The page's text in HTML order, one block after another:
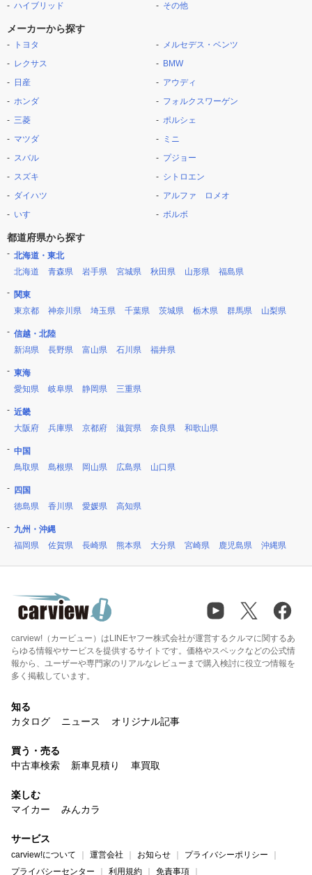
ハイブリッド
その他
メーカーから探す
トヨタ
レクサス
日産
ホンダ
三菱
マツダ
スバル
スズキ
ダイハツ
いすゞ
メルセデス・ベンツ
BMW
アウディ
フォルクスワーゲン
ポルシェ
ミニ
プジョー
シトロエン
アルファ ロメオ
ボルボ
都道府県から探す
北海道・東北
北海道
青森県 岩手県 宮城県 秋田県 山形県 福島県
関東
東京都
神奈川県 埼玉県 千葉県 茨城県 栃木県 群馬県 山梨県
信越・北陸
新潟県
長野県 富山県 石川県 福井県
東海
愛知県
岐阜県 静岡県 三重県
近畿
大阪府
兵庫県 京都府 滋賀県 奈良県 和歌山県
中国
鳥取県
島根県 岡山県 広島県 山口県
四国
徳島県
香川県 愛媛県 高知県
九州・沖縄
福岡県
佐賀県 長崎県 熊本県 大分県 宮崎県 鹿児島県 沖縄県
carview!（カービュー）はLINEヤフー株式会社が運営するクルマに関するあ
らゆる情報やサービスを提供するサイトです。価格やスペックなどの公式情
報から、ユーザーや専門家のリアルなレビューまで購入検討に役立つ情報を
多く掲載しています。
知る
カタログ
ニュース オリジナル記事
買う・売る
中古車検索
新車見積り 車買取
楽しむ
マイカー
みんカラ
サービス
carview!について 運営会社 お知らせ
プライバシーポリシー
プライバシーセンター
利用規約 免責事項